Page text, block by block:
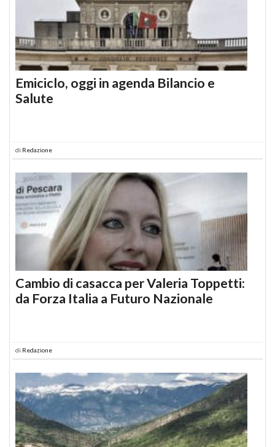
Emiciclo, oggi in agenda Bilancio e
Salute
di Redazione
Cambio di casacca per Valeria Toppetti:
da Forza Italia a Futuro Nazionale
di Redazione